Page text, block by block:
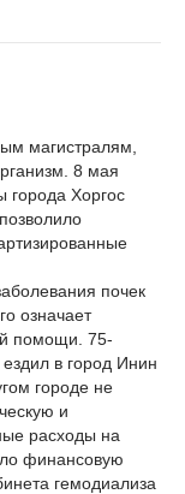
магистралям,
8 мая
города Хоргос
почек
означает
помощи. 75-
в город Инин
городе не
и
расходы на
финансовую
гемодиализа